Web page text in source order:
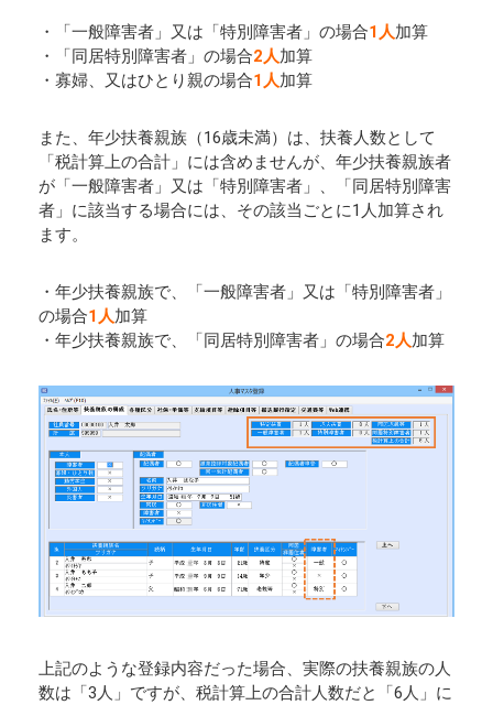
・「一般障害者」又は「特別障害者」の場合1人加算
・「同居特別障害者」の場合2人加算
・寡婦、又はひとり親の場合1人加算
また、年少扶養親族（16歳未満）は、扶養人数として
「税計算上の合計」には含めませんが、年少扶養親族者
が「一般障害者」又は「特別障害者」、「同居特別障害
者」に該当する場合には、その該当ごとに1人加算され
ます。
・年少扶養親族で、「一般障害者」又は「特別障害者」
の場合1人加算
・年少扶養親族で、「同居特別障害者」の場合2人加算
上記のような登録内容だった場合、実際の扶養親族の人
数は「3人」ですが、税計算上の合計人数だと「6人」に